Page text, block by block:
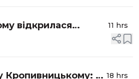
відкрилася
Прус
11 hrs
Кропивницькому: як 18 hrs